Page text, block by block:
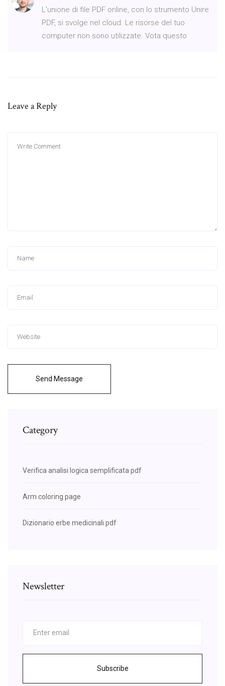
L'unione di file PDF online, con lo strumento Unire
PDF, si svolge nel cloud. Le risorse del tuo
computer non sono utilizzate. Vota questo
Leave a Reply
Send Message
Category
Verifica analisi logica semplificata pdf
Arm coloring page
Dizionario erbe medicinali pdf
Newsletter
Subscribe